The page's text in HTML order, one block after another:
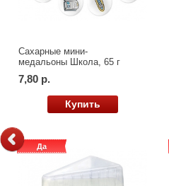
Сахарные мини-
медальоны Школа, 65 г
7,80 р.
Купить
Да
Да